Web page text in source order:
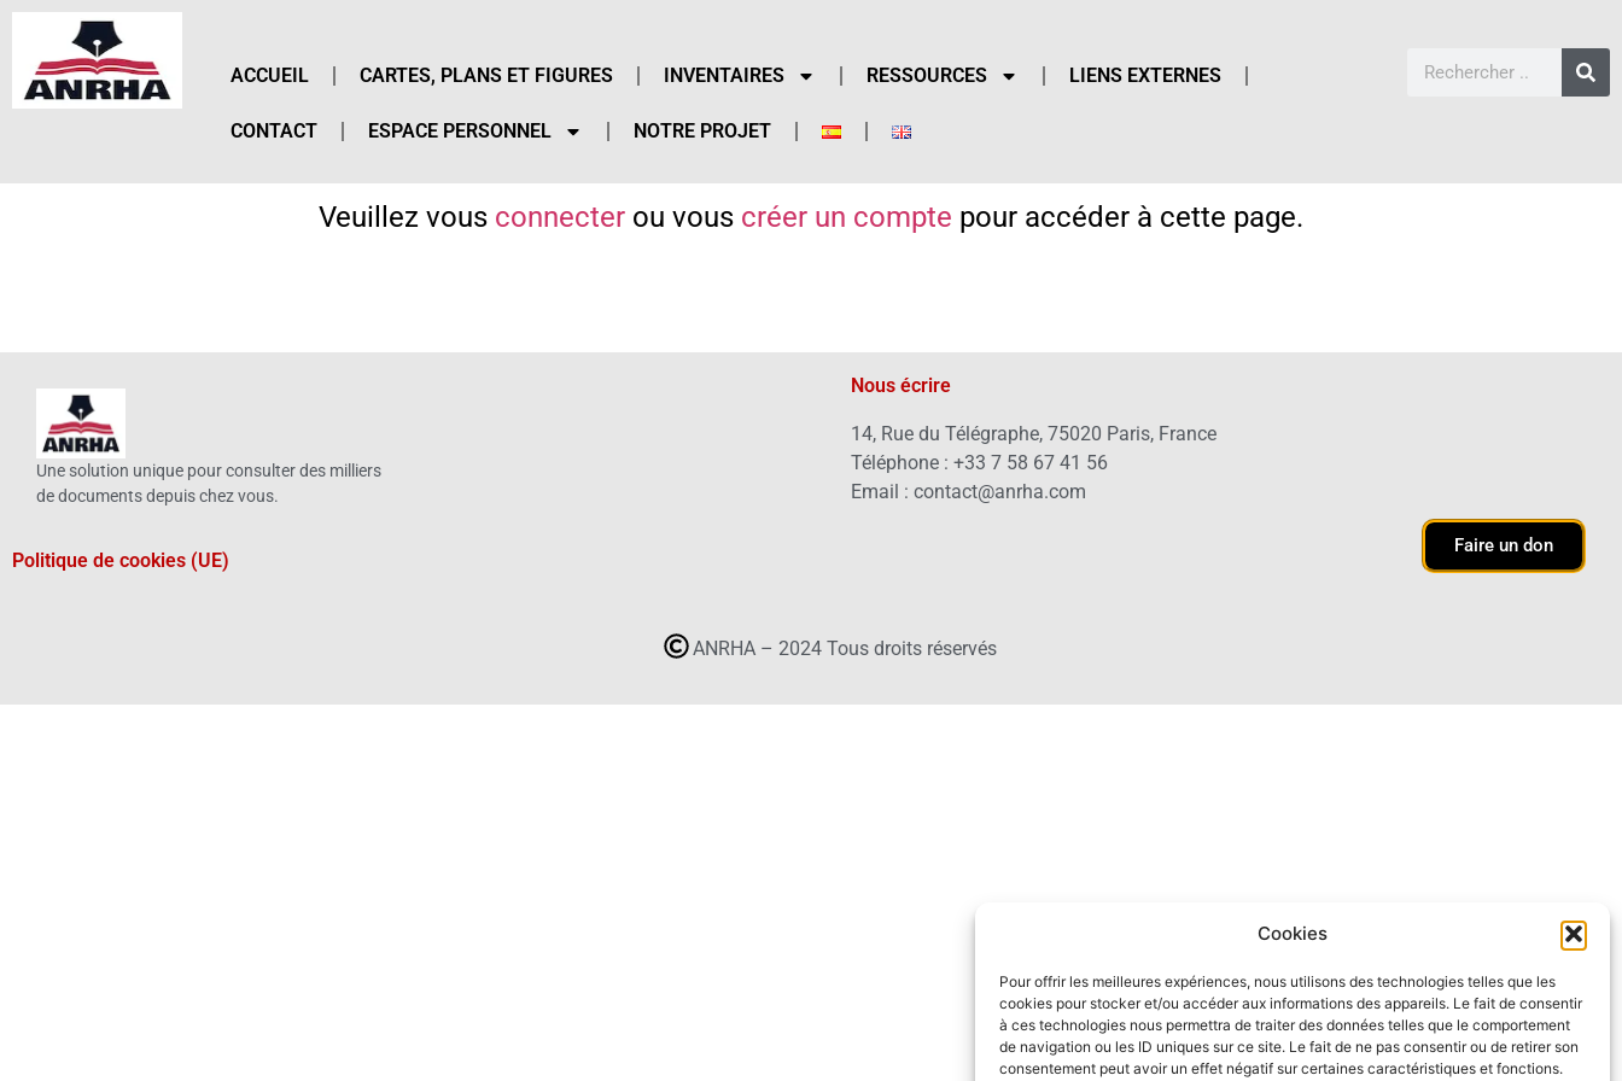
Cookies
Pour offrir les meilleures expériences, nous utilisons des technologies telles que les
cookies pour stocker et/ou accéder aux informations des appareils. Le fait de consentir
à ces technologies nous permettra de traiter des données telles que le comportement
de navigation ou les ID uniques sur ce site. Le fait de ne pas consentir ou de retirer son
consentement peut avoir un effet négatif sur certaines caractéristiques et fonctions.
ACCUEIL CARTES, PLANS ET FIGURES INVENTAIRES RESSOURCES LIENS EXTERNES
CONTACT ESPACE PERSONNEL NOTRE PROJET
Veuillez vous connecter ou vous créer un compte pour accéder à cette page.
Une solution unique pour consulter des milliers
de documents depuis chez vous.
Politique de cookies (UE)
Nous écrire
14, Rue du Télégraphe, 75020 Paris, France
Téléphone : +33 7 58 67 41 56
Email : contact@anrha.com
Faire un don
ANRHA – 2024 Tous droits réservés